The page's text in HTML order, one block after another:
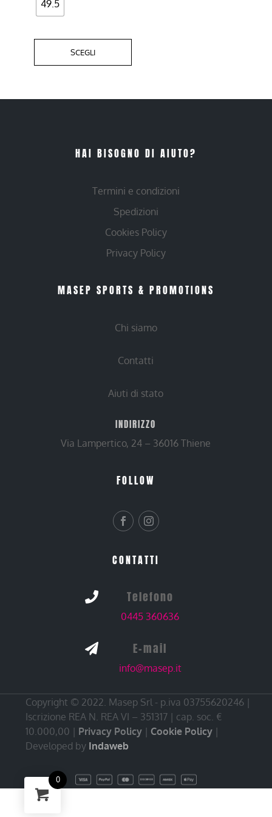
49.5
SCEGLI
HAI BISOGNO DI AIUTO?
Termini e condizioni
Spedizioni
Cookies Policy
Privacy Policy
MASEP SPORTS & PROMOTIONS
Chi siamo
Contatti
Aiuti di stato
INDIRIZZO
Via Lampertico, 24 – 36016 Thiene
FOLLOW
CONTATTI
 Telefono
0445 360636
 E-mail
info@masep.it
Copyright © 2022. Masep Srl - p.iva 03755620246 |
Iscrizione REA N. REA VI – 351317 | cap. soc. €
10.000,00 | Privacy Policy | Cookie Policy |
Developed by Indaweb
0